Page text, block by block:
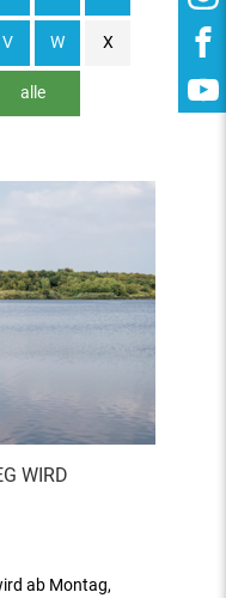
alle
V W X
WIRD
ab Montag,